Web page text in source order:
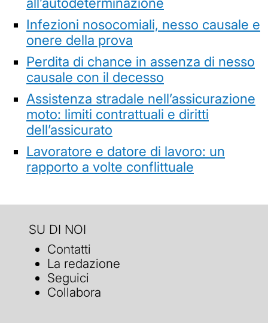
Infezioni nosocomiali, nesso causale e
onere della prova
Perdita di chance in assenza di nesso
causale con il decesso
Assistenza stradale nell’assicurazione
moto: limiti contrattuali e diritti
dell’assicurato
Lavoratore e datore di lavoro: un
rapporto a volte conflittuale
SU DI NOI
Contatti
La redazione
Seguici
Collabora